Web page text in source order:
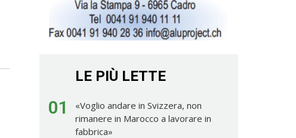
LE PIÙ LETTE
01
«Voglio andare in Svizzera, non
rimanere in Marocco a lavorare in
fabbrica»